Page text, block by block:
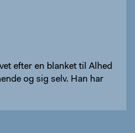
efter en blanket til Alhed
og sig selv. Han har